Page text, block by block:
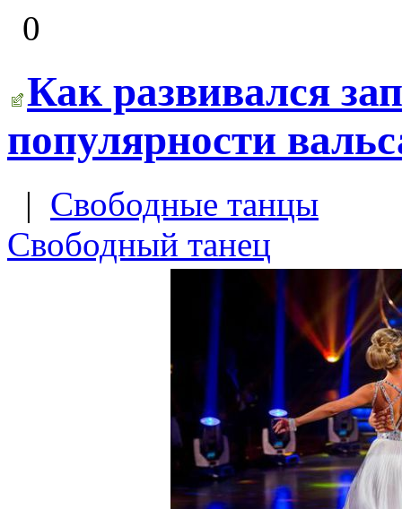
0
Как развивался
популярности
| Свободные танцы
Свободный танец